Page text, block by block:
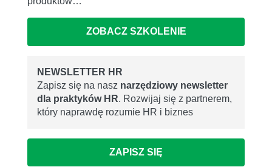
ZOBACZ SZKOLENIE
NEWSLETTER HR
Zapisz się na nasz narzędziowy newsletter
dla praktyków HR. Rozwijaj się z partnerem,
który naprawdę rozumie HR i biznes
ZAPISZ SIĘ